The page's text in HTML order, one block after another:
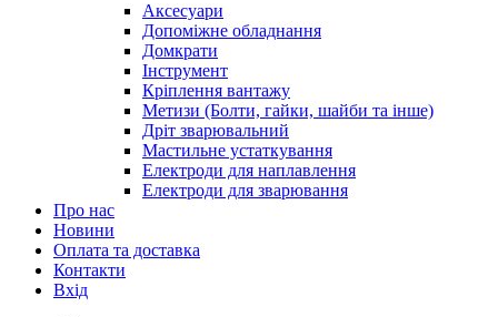
Аксесуари
Допоміжне обладнання
Домкрати
Інструмент
Кріплення вантажу
Метизи (Болти, гайки, шайби та інше)
Дріт зварювальний
Мастильне устаткування
Електроди для наплавлення
Електроди для зварювання
Про нас
Новини
Оплата та доставка
Контакти
Вхiд